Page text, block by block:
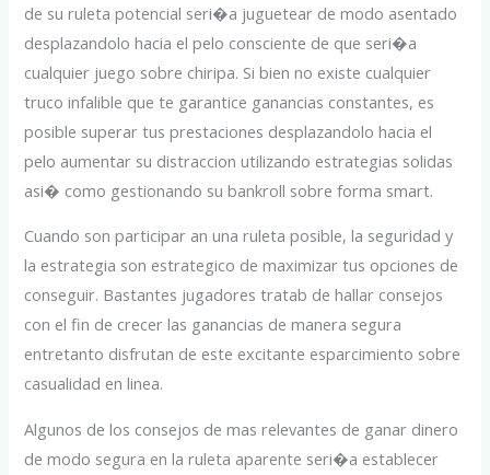
de su ruleta potencial seri�a juguetear de modo asentado
desplazandolo hacia el pelo consciente de que seri�a
cualquier juego sobre chiripa. Si bien no existe cualquier
truco infalible que te garantice ganancias constantes, es
posible superar tus prestaciones desplazandolo hacia el
pelo aumentar su distraccion utilizando estrategias solidas
asi� como gestionando su bankroll sobre forma smart.
Cuando son participar an una ruleta posible, la seguridad y
la estrategia son estrategico de maximizar tus opciones de
conseguir. Bastantes jugadores tratab de hallar consejos
con el fin de crecer las ganancias de manera segura
entretanto disfrutan de este excitante esparcimiento sobre
casualidad en linea.
Algunos de los consejos de mas relevantes de ganar dinero
de modo segura en la ruleta aparente seri�a establecer